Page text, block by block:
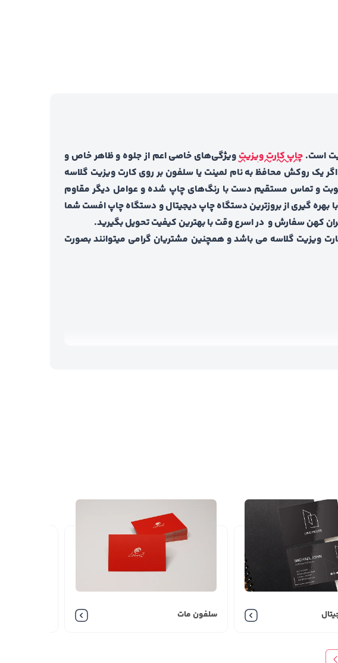
چاپ کارت ویزیت ویژگی‌های خاصی اعم از جلوه و ظاهر خاص و
اگر یک روکش محافظ به نام لمینت یا سلفون بر روی کارت ویزیت گلاسه
رطوبت و تماس مستقیم دست با رنگ‌های چاپ شده و عوامل دیگر مقاوم
گیری از بروزترین دستگاه چاپ دیجیتال و دستگاه چاپ افست شما
کهن سفارش و در اسرع وقت با بهترین کیفیت تحویل بگیرید.
ویزیت گلاسه می باشد و همچنین مشتریان گرامی میتوانند بصورت
سلفون مات